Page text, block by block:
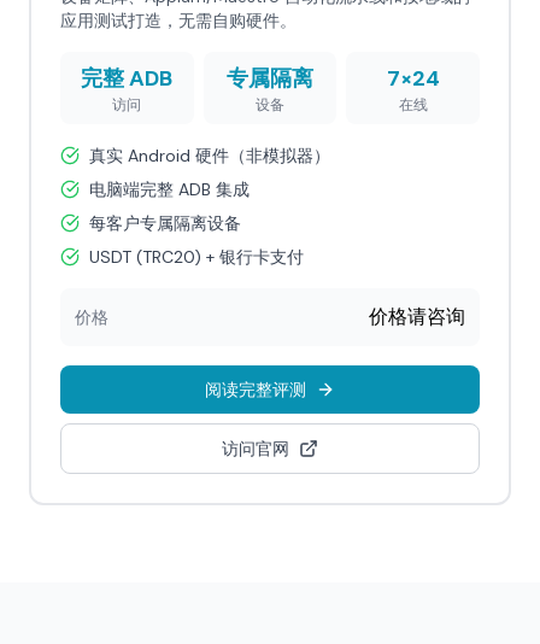
应用测试打造，无需自购硬件。
完整 ADB
访问
专属隔离
设备
7×24
在线
真实 Android 硬件（非模拟器）
电脑端完整 ADB 集成
每客户专属隔离设备
USDT (TRC20) + 银行卡支付
价格 价格请咨询
阅读完整评测
访问官网